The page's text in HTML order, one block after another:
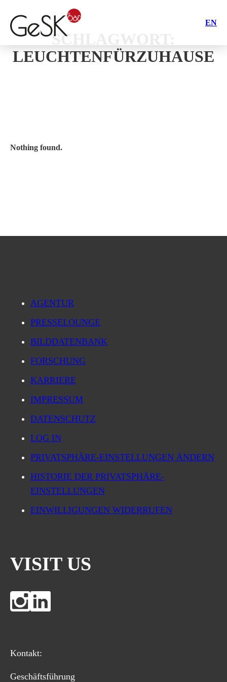
EN
SCHLAGWORT:
LEUCHTENFÜRZUHAUSE
Nothing found.
AGENTUR
PRESSELOUNGE
BILDDATENBANK
FORSCHUNG
KARRIERE
IMPRESSUM
DATENSCHUTZ
LOG IN
PRIVATSPHÄRE-EINSTELLUNGEN ÄNDERN
HISTORIE DER PRIVATSPHÄRE-
EINSTELLUNGEN
EINWILLIGUNGEN WIDERRUFEN
VISIT US
Kontakt:
Geschäftsführung